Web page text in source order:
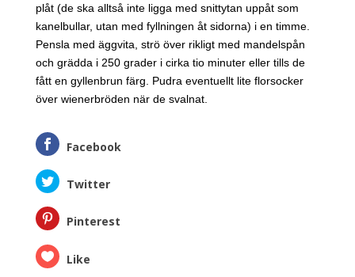
plåt (de ska alltså inte ligga med snittytan uppåt som
kanelbullar, utan med fyllningen åt sidorna) i en timme.
Pensla med äggvita, strö över rikligt med mandelspån
och grädda i 250 grader i cirka tio minuter eller tills de
fått en gyllenbrun färg. Pudra eventuellt lite florsocker
över wienerbröden när de svalnat.
Facebook
Twitter
Pinterest
Like